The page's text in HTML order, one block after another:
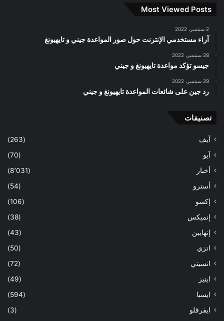
Most Viewed Posts
2 سبتمبر، 2022
آراء مستخدمي الإنترنت حول صور المواعدة جيني و تايهيونغ
28 سبتمبر، 2022
جيسو تؤكد مواعدة تايهيونغ و جيني
29 سبتمبر، 2022
رد جين على شائعات المواعدة تايهيونغ و جيني
تصنيفات
آيف
(263)
آيو
(70)
أخبار
(8٬031)
أسترو
(54)
إكسو
(106)
إنميكس
(38)
إنهايبن
(43)
اتزي
(50)
انسيتي
(72)
ايتيز
(49)
ايسبا
(594)
ايفرقلو
(3)